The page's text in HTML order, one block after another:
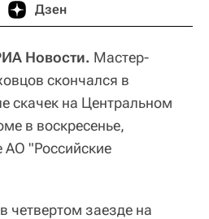
Дзен
Новости. Мастер-
скончался в
скачек на Центральном
в воскресенье,
АО "Российские
четвертом заезде на